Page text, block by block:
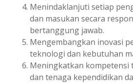
Menindaklanjuti setiap
dan masukan secara
bertanggung jawab.
Mengembangkan inovasi
teknologi dan kebutuhan
Meningkatkan kompetensi
dan tenaga kependidikan